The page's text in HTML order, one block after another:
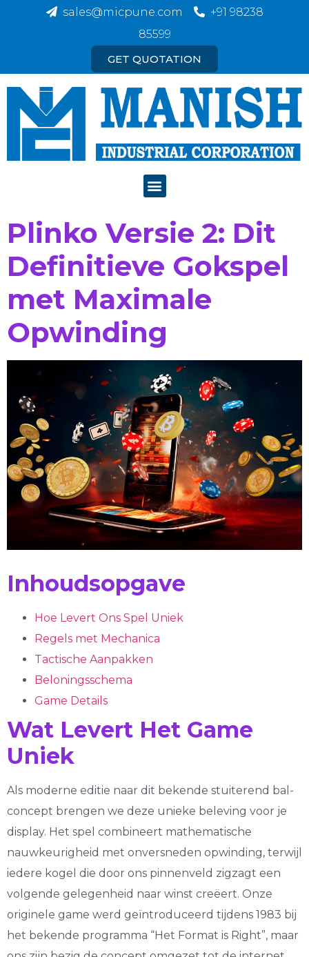
sales@micpune.com
+91 98238
85599
GET QUOTATION
Plinko Versie 2: Dit
Definitieve Gokspel
met Maximale
Opwinding
Inhoudsopgave
Hoe Levert Ons Spel Uniek
Regels met Mechanica
Tactische Aanpakken
Beloningsschema
Game Details
Wat Levert Het Game
Uniek
Als moderne editie naar dit bekende stuiterend bal-
concept brengen we deze unieke beleving voor je
display. Het spel combineert mathematische
nauwkeurigheid met onversneden opwinding, terwijl
iedere kogel die door ons pinnenveld zigzagt een
volgende gelegenheid naar winst creëert. Onze
originele game werd geïntroduceerd tijdens 1983 bij
het bekende programma “Het Format is Right”, maar